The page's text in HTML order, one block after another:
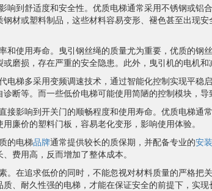
到舒适度和安全性。优质电梯通常采用不锈钢或铝
材或塑料制品，这些材料容易变形、褪色甚至出现
使用寿命。曳引钢丝绳的质量尤为重要，优质的钢
磨损，存在严重的安全隐患。此外，曳引机的电机和
梯多采用变频调速技术，通过智能化控制实现平稳
断等。而一些低价电梯可能使用简陋的控制模块，导
影响到开关门的顺畅程度和使用寿命。优质电梯通
廉价的塑料门板，容易老化变形，影响使用体验。
的电梯品牌通常提供较长的质保期，并配备专业的安装
、费用高，反而增加了整体成本。
。在追求低价的同时，不能忽视对材料质量的严格把
、耐久性强的电梯，才能在保证安全的前提下，实现